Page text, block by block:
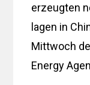
erzeugten
lagen in
Mittwoch
Energy